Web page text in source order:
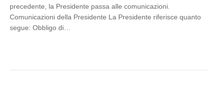
precedente, la Presidente passa alle comunicazioni.
Comunicazioni della Presidente La Presidente riferisce quanto
segue: Obbligo di…